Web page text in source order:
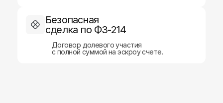
Безопасная
сделка по ФЗ-214
Договор долевого участия
с полной суммой на эскроу счете.
Защита персональных данных
Страхование
Оценка недвижимости